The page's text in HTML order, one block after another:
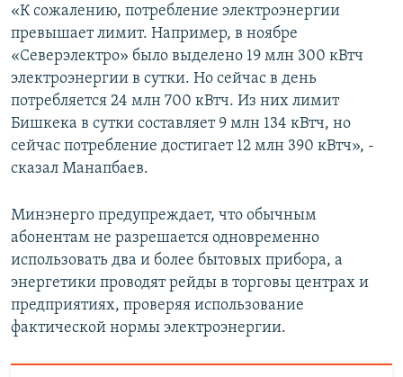
«К сожалению, потребление электроэнергии
превышает лимит. Например, в ноябре
«Северэлектро» было выделено 19 млн 300 кВтч
электроэнергии в сутки. Но сейчас в день
потребляется 24 млн 700 кВтч. Из них лимит
Бишкека в сутки составляет 9 млн 134 кВтч, но
сейчас потребление достигает 12 млн 390 кВтч», -
сказал Манапбаев.
Минэнерго предупреждает, что обычным
абонентам не разрешается одновременно
использовать два и более бытовых прибора, а
энергетики проводят рейды в торговы центрах и
предприятиях, проверяя использование
фактической нормы электроэнергии.